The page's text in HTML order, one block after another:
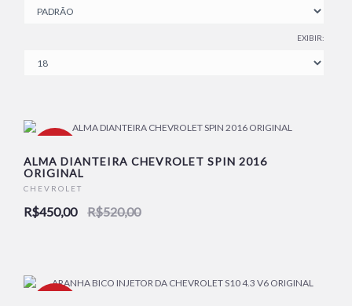
EXIBIR:
ALMA DIANTEIRA CHEVROLET SPIN 2016
ORIGINAL
CHEVROLET
R$450,00 R$520,00